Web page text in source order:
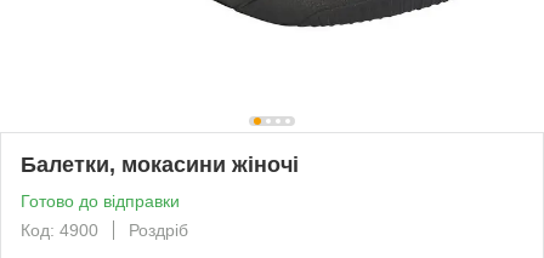
Балетки, мокасини жіночі
Готово до відправки
Код: 4900
Роздріб